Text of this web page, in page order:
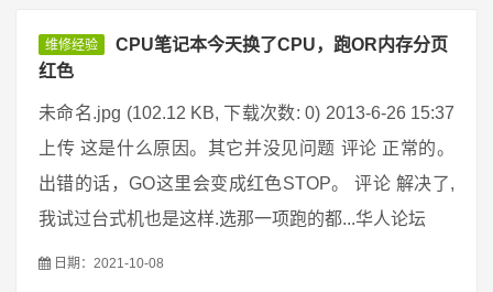
维修经验
CPU笔记本今天换了CPU，跑OR内存分页
红色
未命名.jpg (102.12 KB, 下载次数: 0) 2013-6-26 15:37
上传 这是什么原因。其它并没见问题 评论 正常的。
出错的话，GO这里会变成红色STOP。 评论 解决了,
我试过台式机也是这样.选那一项跑的都...华人论坛
日期：2021-10-08